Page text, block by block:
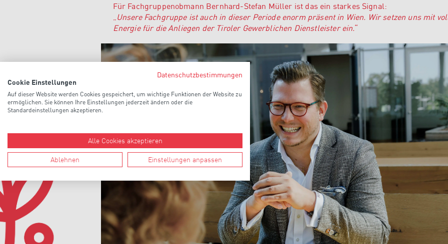
Für Fachgruppenobmann Bernhard-Stefan Müller ist das ein starkes Signal:
Unsere Fachgruppe ist auch in dieser Periode enorm präsent in Wien. Wir setzen uns mit
Energie für die Anliegen der Tiroler Gewerblichen Dienstleister ein.“
Datenschutzbestimmungen
Cookie Einstellungen
Auf dieser Website werden Cookies gespeichert, um wichtige Funktionen der Website zu
ermöglichen. Sie können Ihre Einstellungen jederzeit ändern oder die
Standardeinstellungen akzeptieren.
Alle Cookies akzeptieren
Ablehnen Einstellungen anpassen